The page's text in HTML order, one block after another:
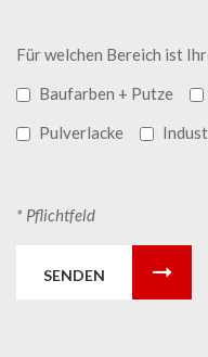
Für welchen Bereich ist
Baufarben + Putze
Pulverlacke
* Pflichtfeld
SENDEN